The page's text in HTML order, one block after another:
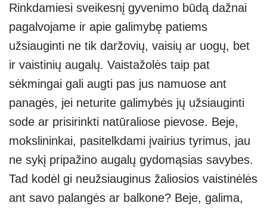
at
s
A
p
p
p
e
e
gr
a
m
er ss
e
n
g
er
ar
e
Rinkdamiesi sveikesnį gyvenimo būdą dažnai
pagalvojame ir apie galimybę patiems
užsiauginti ne tik daržovių, vaisių ar uogų, bet
ir vaistinių augalų. Vaistažolės taip pat
sėkmingai gali augti pas jus namuose ant
panagės, jei neturite galimybės jų užsiauginti
sode ar prisirinkti natūraliose pievose. Beje,
mokslininkai, pasitelkdami įvairius tyrimus, jau
ne sykį pripažino augalų gydomąsias savybes.
Tad kodėl gi neužsiauginus žaliosios vaistinėlės
ant savo palangės ar balkone? Beje, galima,